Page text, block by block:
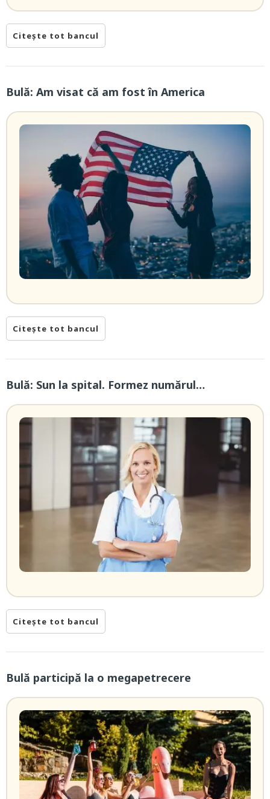
Citește tot bancul
Bulă: Am visat că am fost în America
Citește tot bancul
Bulă: Sun la spital. Formez numărul…
Citește tot bancul
Bulă participă la o megapetrecere